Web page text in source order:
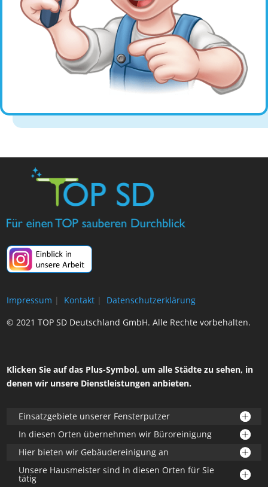
Impressum | Kontakt |
Datenschutzerklärung
© 2021 TOP SD Deutschland GmbH. Alle Rechte vorbehalten.
Klicken Sie auf das Plus-Symbol, um alle Städte zu sehen, in
denen wir unsere Dienstleistungen anbieten.
Einsatzgebiete unserer Fensterputzer
In diesen Orten übernehmen wir Büroreinigung
Hier bieten wir Gebäudereinigung an
Unsere Hausmeister sind in diesen Orten für Sie
tätig